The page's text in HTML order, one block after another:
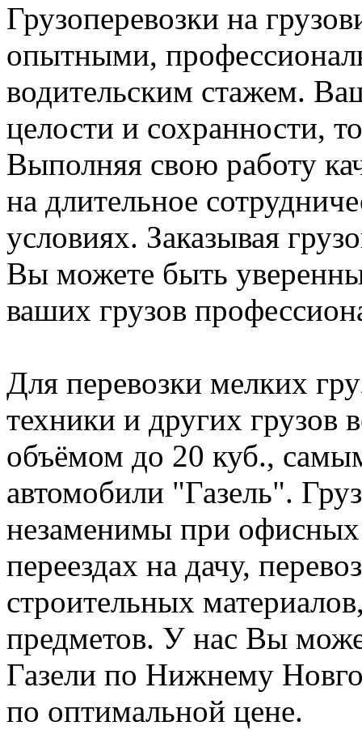
Грузоперевозки на
опытными,
водительским стажем.
целости и сохранности,
Выполняя свою работу
на длительное
условиях. Заказывая
Вы можете быть
ваших грузов
Для перевозки мелких
техники и других
объёмом до 20 куб.,
автомобили "Газель".
незаменимы при офисных
переездах на дачу,
строительных
предметов. У нас Вы
Газели по Нижнему
по оптимальной цене.